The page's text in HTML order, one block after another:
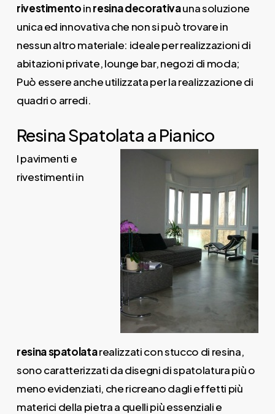
rivestimentoinresina decorativauna soluzione
unica ed innovativa che non si può trovare in
nessun altro materiale: ideale per realizzazioni di
abitazioni private, lounge bar, negozi di moda;
Può essere anche utilizzata per la realizzazione di
quadri o arredi.
Resina Spatolata a Pianico
I pavimenti e
rivestimenti in
resinaspatolatarealizzati con stucco di resina,
sono caratterizzati da disegni di spatolatura più o
meno evidenziati, che ricreano dagli effetti più
materici della pietra a quelli più essenziali e